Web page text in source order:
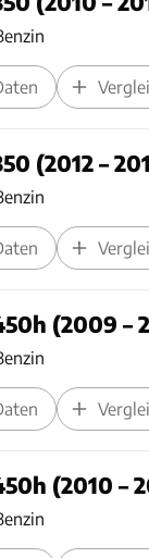
(2012 –
(2009 –
(2010 –